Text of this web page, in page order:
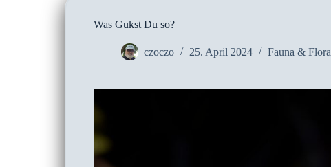
Was Gukst Du so?
czoczo 25. April 2024 Fauna & Flora